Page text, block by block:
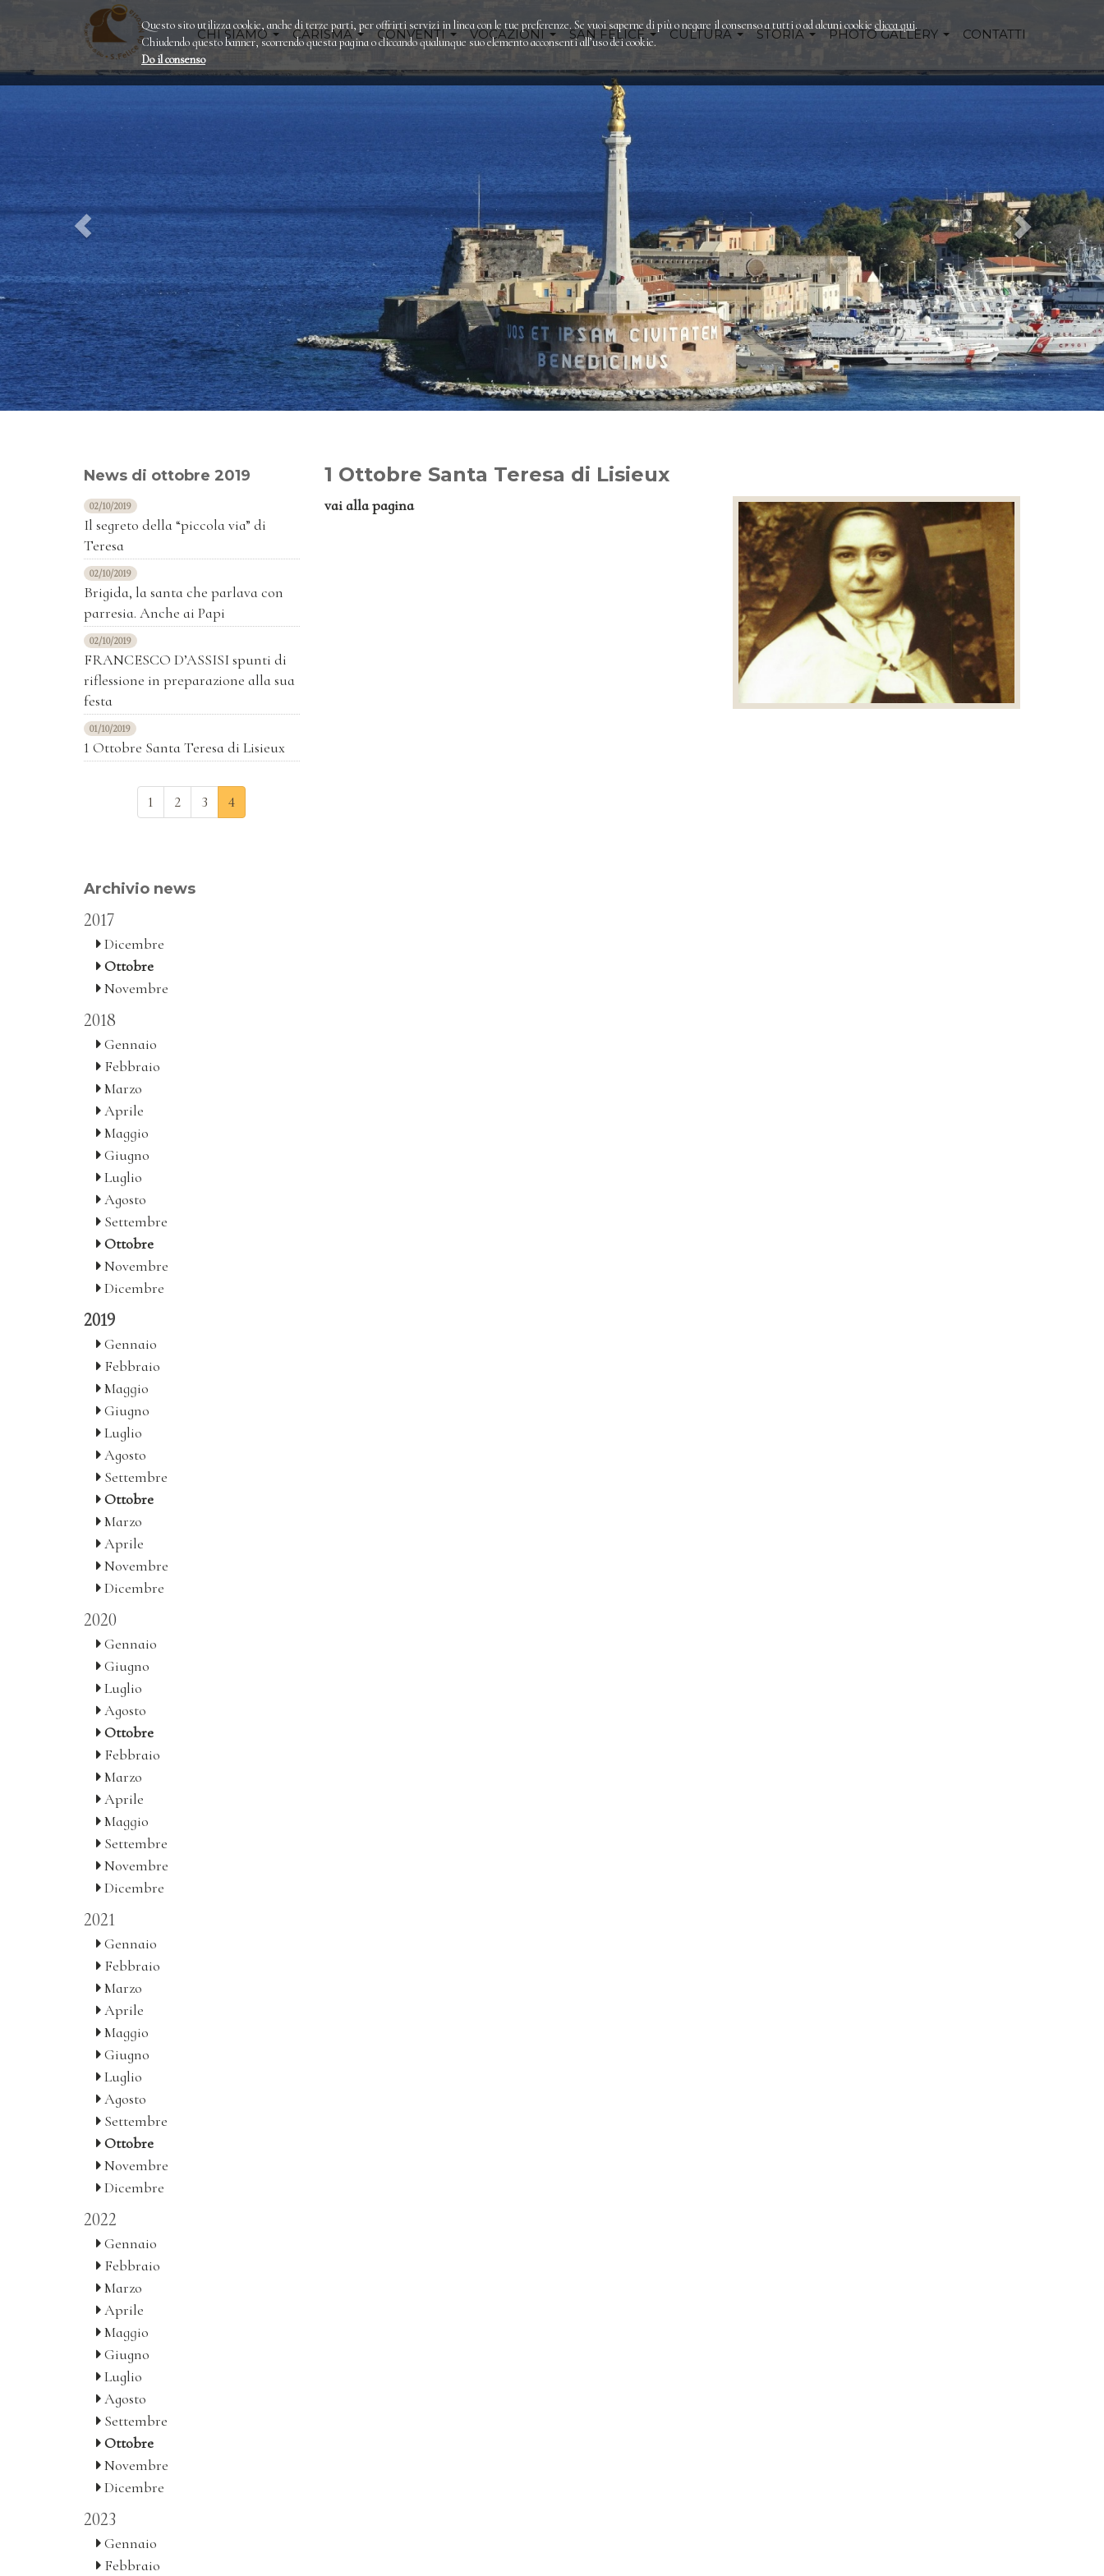
CHI SIAMO CARISMA CONVENTI VOCAZIONI SAN FELICE CULTURA STORIA PHOTO GALLERY CONTATTI
News di ottobre 2019
02/10/2019
Il segreto della “piccola via” di
Teresa
02/10/2019
Brigida, la santa che parlava con
parresia. Anche ai Papi
02/10/2019
FRANCESCO D’ASSISI spunti di
riflessione in preparazione alla sua
festa
01/10/2019
1 Ottobre Santa Teresa di Lisieux
1 2 3 4
Archivio news
2017
Dicembre
Ottobre
Novembre
2018
Gennaio
Febbraio
Marzo
Aprile
Maggio
Giugno
Luglio
Agosto
Settembre
Ottobre
Novembre
Dicembre
2019
Gennaio
Febbraio
Maggio
Giugno
Luglio
Agosto
Settembre
Ottobre
Marzo
Aprile
Novembre
Dicembre
2020
Gennaio
Giugno
Luglio
Agosto
Ottobre
Febbraio
Marzo
Aprile
Maggio
Settembre
Novembre
Dicembre
2021
Gennaio
Febbraio
Marzo
Aprile
Maggio
Giugno
Luglio
Agosto
Settembre
Ottobre
Novembre
Dicembre
2022
Gennaio
Febbraio
Marzo
Aprile
Maggio
Giugno
Luglio
Agosto
Settembre
Ottobre
Novembre
Dicembre
2023
Gennaio
Febbraio
1 Ottobre Santa Teresa di Lisieux
vai alla pagina
Questo sito utilizza cookie, anche di terze parti, per offrirti servizi in linea con le tue preferenze. Se vuoi saperne di più o negare il consenso a tutti o ad alcuni cookie clicca qui.
Chiudendo questo banner, scorrendo questa pagina o cliccando qualunque suo elemento acconsenti all’uso dei cookie.
Do il consenso